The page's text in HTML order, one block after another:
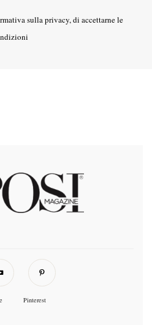
sulla privacy, di accettarne le
Pinterest